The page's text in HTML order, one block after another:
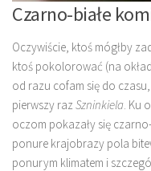
Czarno-białe
Oczywiście, ktoś mógłby
ktoś pokolorować (na
od razu cofam się do
pierwszy raz Szninkiela .
oczom pokazały się
ponure krajobrazy pola
ponurym klimatem i